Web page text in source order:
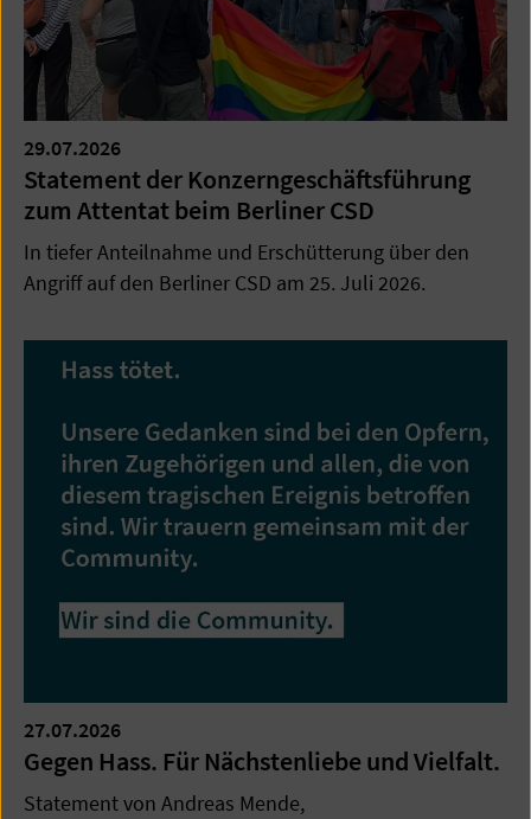
29.07.2026
Statement der Konzerngeschäftsführung
zum Attentat beim Berliner CSD
In tiefer Anteilnahme und Erschütterung über den
Angriff auf den Berliner CSD am 25. Juli 2026.
27.07.2026
Gegen Hass. Für Nächstenliebe und Vielfalt.
Statement von Andreas Mende,